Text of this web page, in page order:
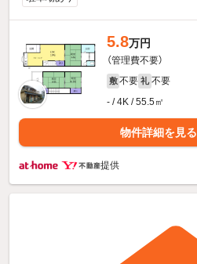
5.8万円
（管理費不要）
敷 不要 礼 不要
- / 4K / 55.5㎡
物件詳細を見る
提供